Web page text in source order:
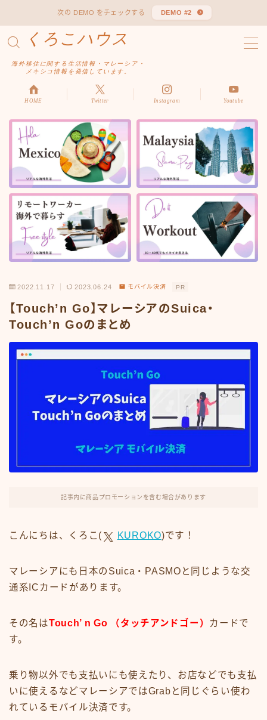
次の DEMO をチェックする DEMO #2
くろこハウス
海外移住に関する生活情報・マレーシア・
メキシコ情報を発信しています。
MENU
デモプリセット記事 #1
デモプリセット記事 Part04
デモプリセット記事 Part06
利用規約／特定商取引法に基づく表記
有料記事の決済完了ページ
はじめての方へ
HOME Twitter Instagram Youtube
2022.11.17 2023.06.24 モバイル決済 PR
【Touch’n Go】マレーシアのSuica・
Touch’n Goのまとめ
記事内に商品プロモーションを含む場合があります
こんにちは、くろこ( KUROKO)です！
マレーシアにも日本のSuica・PASMOと同じような交
通系ICカードがあります。
その名はTouch’ n Go （タッチアンドゴー）
カードで
す。
乗り物以外でも支払いにも使えたり、お店などでも支払
いに使えるなどマレーシアではGrabと同じぐらい使わ
れているモバイル決済です。